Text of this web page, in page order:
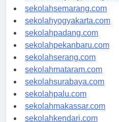
sekolahtanjungpinang.com
sekolahsemarang.com
sekolahyogyakarta.com
sekolahpadang.com
sekolahpekanbaru.com
sekolahserang.com
sekolahmataram.com
sekolahsurabaya.com
sekolahpalu.com
sekolahmakassar.com